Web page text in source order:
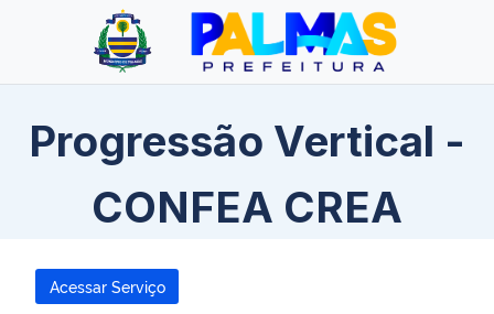
Progressão Vertical -
CONFEA CREA
Acessar Serviço